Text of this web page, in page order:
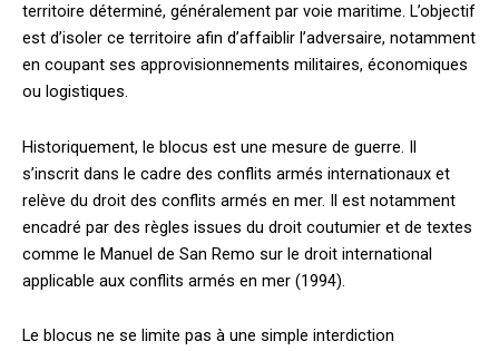
territoire déterminé, généralement par voie maritime. L’objectif
est d’isoler ce territoire afin d’affaiblir l’adversaire, notamment
en coupant ses approvisionnements militaires, économiques
ou logistiques.
Historiquement, le blocus est une mesure de guerre. Il
s’inscrit dans le cadre des conflits armés internationaux et
relève du droit des conflits armés en mer. Il est notamment
encadré par des règles issues du droit coutumier et de textes
comme le Manuel de San Remo sur le droit international
applicable aux conflits armés en mer (1994).
Le blocus ne se limite pas à une simple interdiction